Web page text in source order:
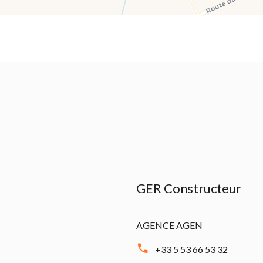
GER Constructeur
AGENCE AGEN
+33 5 53 66 53 32